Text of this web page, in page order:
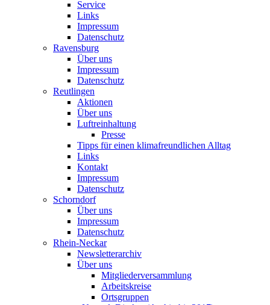
Service
Links
Impressum
Datenschutz
Ravensburg
Über uns
Impressum
Datenschutz
Reutlingen
Aktionen
Über uns
Luftreinhaltung
Presse
Tipps für einen klimafreundlichen Alltag
Links
Kontakt
Impressum
Datenschutz
Schorndorf
Über uns
Impressum
Datenschutz
Rhein-Neckar
Newsletterarchiv
Über uns
Mitgliederversammlung
Arbeitskreise
Ortsgruppen